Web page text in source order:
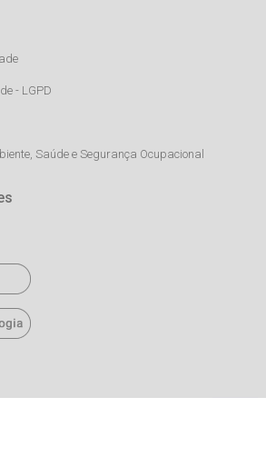
- LGPD
Saúde e Segurança Ocupacional